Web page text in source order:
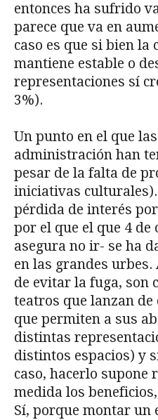
entonces ha sufrido
parece que va en
caso es que si bien la
mantiene estable o
representaciones sí
3%).
Un punto en el que
administración han
pesar de la falta de
iniciativas
pérdida de interés
por el que el que 4 de
asegura no ir- se ha
en las grandes
de evitar la fuga, son
teatros que lanzan de
que permiten a sus
distintas
distintos espacios) y
caso, hacerlo supone
medida los
Sí, porque montar un